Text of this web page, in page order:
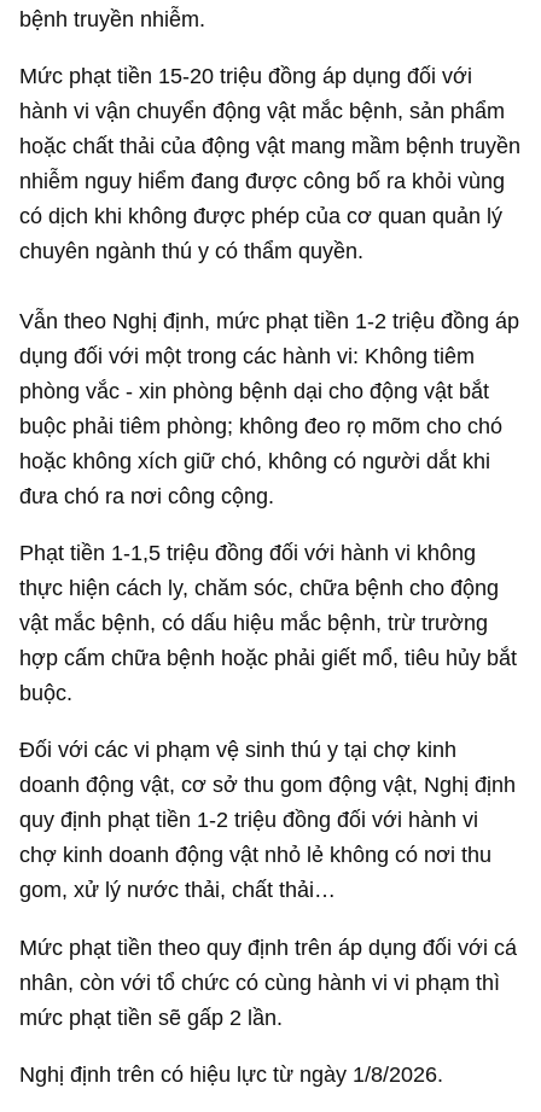
bệnh truyền nhiễm.
Mức phạt tiền 15-20 triệu đồng áp dụng đối với
hành vi vận chuyển động vật mắc bệnh, sản phẩm
hoặc chất thải của động vật mang mầm bệnh truyền
nhiễm nguy hiểm đang được công bố ra khỏi vùng
có dịch khi không được phép của cơ quan quản lý
chuyên ngành thú y có thẩm quyền.
Vẫn theo Nghị định, mức phạt tiền 1-2 triệu đồng áp
dụng đối với một trong các hành vi: Không tiêm
phòng vắc - xin phòng bệnh dại cho động vật bắt
buộc phải tiêm phòng; không đeo rọ mõm cho chó
hoặc không xích giữ chó, không có người dắt khi
đưa chó ra nơi công cộng.
Phạt tiền 1-1,5 triệu đồng đối với hành vi không
thực hiện cách ly, chăm sóc, chữa bệnh cho động
vật mắc bệnh, có dấu hiệu mắc bệnh, trừ trường
hợp cấm chữa bệnh hoặc phải giết mổ, tiêu hủy bắt
buộc.
Đối với các vi phạm vệ sinh thú y tại chợ kinh
doanh động vật, cơ sở thu gom động vật, Nghị định
quy định phạt tiền 1-2 triệu đồng đối với hành vi
chợ kinh doanh động vật nhỏ lẻ không có nơi thu
gom, xử lý nước thải, chất thải…
Mức phạt tiền theo quy định trên áp dụng đối với cá
nhân, còn với tổ chức có cùng hành vi vi phạm thì
mức phạt tiền sẽ gấp 2 lần.
Nghị định trên có hiệu lực từ ngày 1/8/2026.